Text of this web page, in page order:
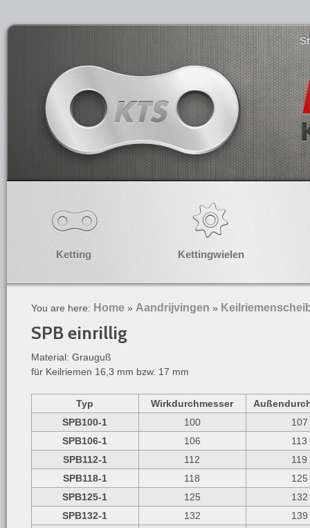
Ketting Kettingwielen
You are here: Home » Aandrijvingen »
SPB einrillig
Material: Grauguß
für Keilriemen 16,3 mm bzw. 17 mm
Typ Wirkdurchmesser
SPB100-1
100
107
SPB106-1
106
113
SPB112-1
112
119
SPB118-1
118
125
SPB125-1
125
132
SPB132-1
132
139